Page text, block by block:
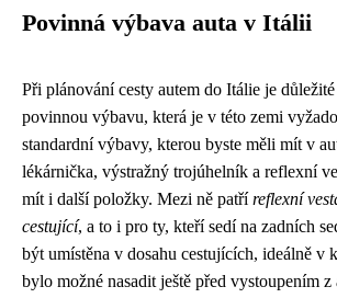
Povinná výbava auta v Itálii
Při plánování cesty autem do Itálie je
povinnou výbavu, která je v této zemi
standardní výbavy, kterou byste měli mít v
lékárnička, výstražný trojúhelník a reflexní
mít i další položky. Mezi ně patříreflexní
cestující, a to i pro ty, kteří sedí na zadních
být umístěna v dosahu cestujících, ideálně v
bylo možné nasadit ještě před vystoupením